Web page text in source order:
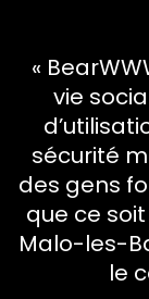
«
vie
sécurité
des gens
que ce
Malo-les-
le